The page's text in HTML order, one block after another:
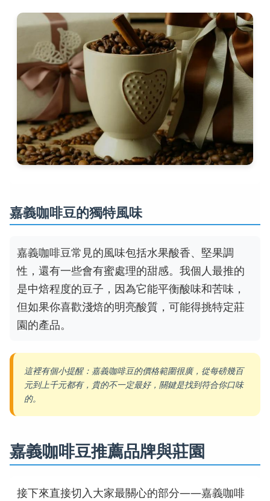
嘉義咖啡豆的獨特風味
嘉義咖啡豆常見的風味包括水果酸香、堅果調
性，還有一些會有蜜處理的甜感。我個人最推的
是中焙程度的豆子，因為它能平衡酸味和苦味，
但如果你喜歡淺焙的明亮酸質，可能得挑特定莊
園的產品。
這裡有個小提醒：嘉義咖啡豆的價格範圍很廣，從每磅幾百
元到上千元都有，貴的不一定最好，關鍵是找到符合你口味
的。
嘉義咖啡豆推薦品牌與莊園
接下來直接切入大家最關心的部分——嘉義咖啡